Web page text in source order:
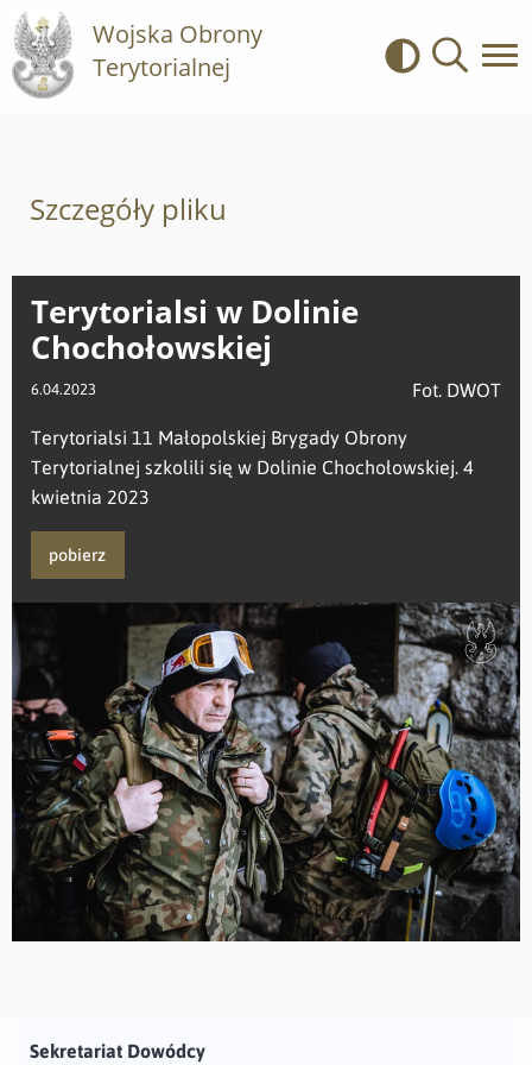
Wojska Obrony
Terytorialnej
Kontrast
Szczegóły pliku
Terytorialsi w Dolinie
Chochołowskiej
6.04.2023 Fot. DWOT
Terytorialsi 11 Małopolskiej Brygady Obrony
Terytorialnej szkolili się w Dolinie Chochołowskiej. 4
kwietnia 2023
pobierz
Sekretariat Dowódcy